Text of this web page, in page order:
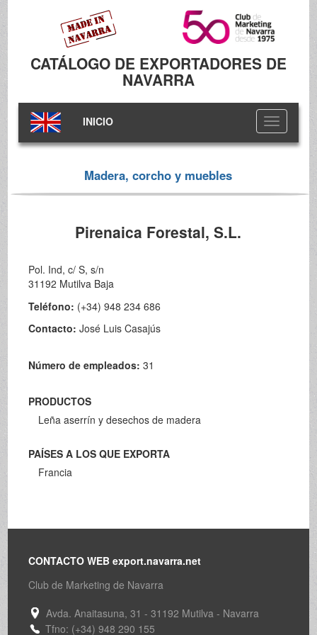
CATÁLOGO DE EXPORTADORES DE
NAVARRA
Toggle
navigation
INICIO
Madera, corcho y muebles
Pirenaica Forestal, S.L.
Pol. Ind, c/ S, s/n
31192 Mutilva Baja
Teléfono: (+34) 948 234 686
Contacto:José Luis Casajús
Número de empleados:31
PRODUCTOS
Leña aserrín y desechos de madera
PAÍSES A LOS QUE EXPORTA
Francia
CONTACTO WEB export.navarra.net
Club de Marketing de Navarra
Avda. Anaitasuna, 31 - 31192 Mutilva - Navarra
Tfno: (+34) 948 290 155